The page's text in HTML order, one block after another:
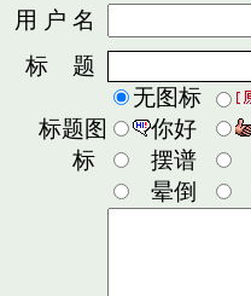
用 户 名
标 题
标题图
标
无图标
你好
摆谱
晕倒